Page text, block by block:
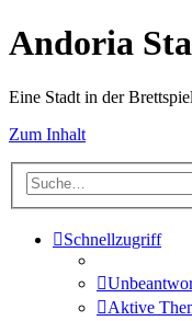
Andoria
Eine Stadt in der
Zum Inhalt
Schnellzugriff
Aktive